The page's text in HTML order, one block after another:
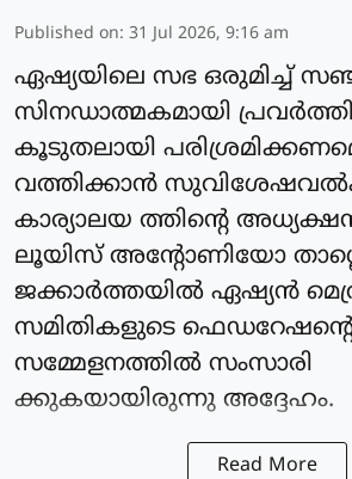
Published on: 31 Jul 2026, 9:16 am
ഏഷ്യയിലെ സഭ ഒരുമിച്ച്
സിനഡാത്മകമായി
കൂടുതലായി
വത്തിക്കാന്‍
കാര്യാലയ ത്തിന്റെ
ലൂയിസ് അന്റോണിയോ
ജക്കാര്‍ത്തയില്‍ ഏഷ്യന്‍
സമിതികളുടെ ഫെഡറേഷന്റെ
സമ്മേളനത്തില്‍ സംസാരി
ക്കുകയായിരുന്നു അദ്ദേഹം.
Read More